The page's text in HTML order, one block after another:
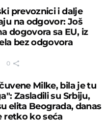
prevoznici i dalje
na odgovor: Još
dogovora sa EU, iz
bez odgovora
0
Milke, bila je tu
Zasladili su Srbiju,
elita Beograda, danas
retko ko seća